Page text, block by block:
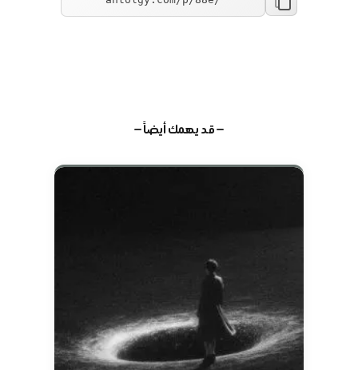
— قد يهمك أيضاً —